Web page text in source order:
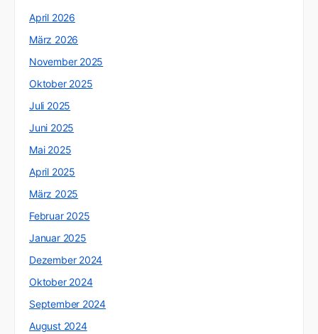
April 2026
März 2026
November 2025
Oktober 2025
Juli 2025
Juni 2025
Mai 2025
April 2025
März 2025
Februar 2025
Januar 2025
Dezember 2024
Oktober 2024
September 2024
August 2024